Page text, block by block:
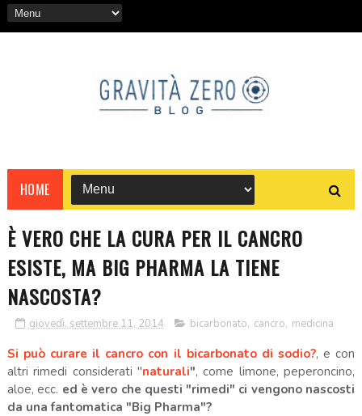
HOME
È VERO CHE LA CURA PER IL CANCRO
ESISTE, MA BIG PHARMA LA TIENE
NASCOSTA?
giovedì, settembre 11, 2014 bicarbonato, cancro, medicina
Si può curare il cancro con il bicarbonato di sodio?, e con
altri rimedi considerati "naturali", come limone, peperoncino,
aloe, ecc. ed è vero che questi "rimedi" ci vengono nascosti
da una fantomatica "Big Pharma"?